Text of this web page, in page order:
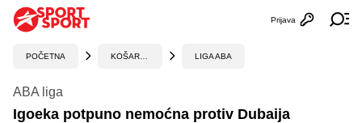
Otvori
Prijava
POČETNA LIGA ABA
ABA liga
Igoeka potpuno nemoćna protiv Dubaija